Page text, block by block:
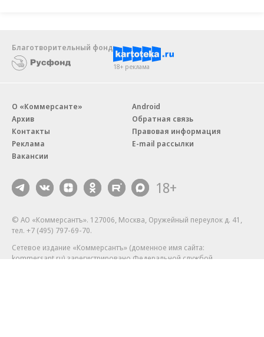
Благотворительный фонд
18+ реклама
О «Коммерсанте»
Архив
Контакты
Реклама
Вакансии
Android
Обратная связь
Правовая информация
E-mail рассылки
18+
© АО «Коммерсантъ». 127006, Москва, Оружейный переулок д. 41,
тел. +7 (495) 797-69-70.
Сетевое издание «Коммерсантъ» (доменное имя сайта:
kommersant.ru) зарегистрировано Федеральной службой